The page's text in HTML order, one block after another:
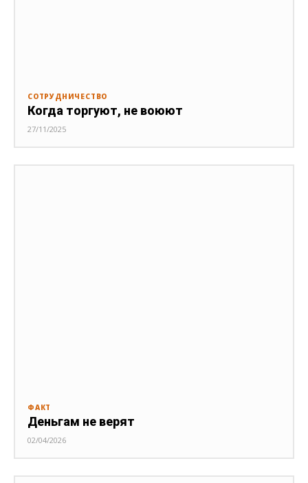
СОТРУДНИЧЕСТВО
Когда торгуют, не воюют
27/11/2025
ФАКТ
Деньгам не верят
02/04/2026